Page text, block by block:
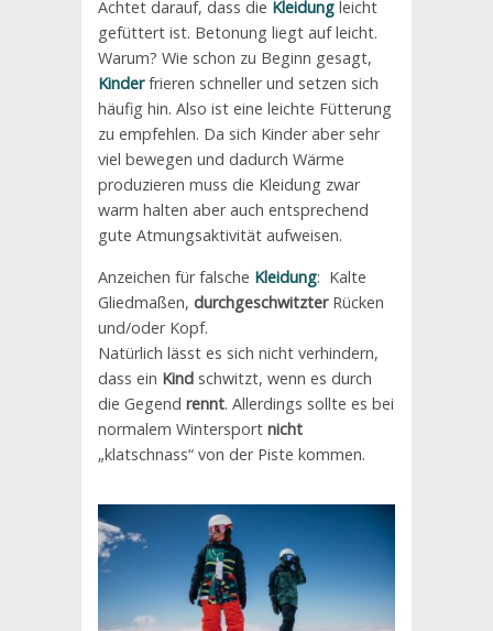
Achtet darauf, dass die Kleidung leicht
gefüttert ist. Betonung liegt auf leicht.
Warum? Wie schon zu Beginn gesagt,
Kinderfrieren schneller und setzen sich
häufig hin. Also ist eine leichte Fütterung
zu empfehlen. Da sich Kinder aber sehr
viel bewegen und dadurch Wärme
produzieren muss die Kleidung zwar
warm halten aber auch entsprechend
gute Atmungsaktivität aufweisen.
Anzeichen für falsche Kleidung: Kalte
Gliedmaßen, durchgeschwitzterRücken
und/oder Kopf.
Natürlich lässt es sich nicht verhindern,
dass ein Kind schwitzt, wenn es durch
die Gegend rennt. Allerdings sollte es bei
normalem Wintersport nicht
„klatschnass“ von der Piste kommen.